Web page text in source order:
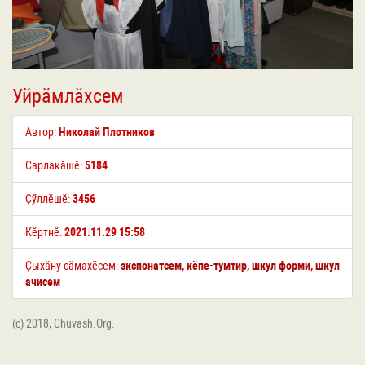
Уйрӑмлӑхсем
Автор: Николай Плотников
Сарлакӑшӗ:5184
Ҫӳллӗшӗ:3456
Кӗртнӗ:2021.11.29 15:58
Ҫыхӑну сӑмахӗсем:экспонатсем,кӗпе-тумтир,шкул форми,шкул
ачисем
(c) 2018, Chuvash.Org.